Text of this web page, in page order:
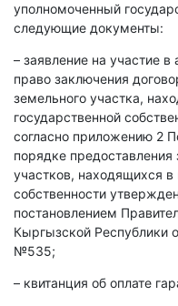
уполномоченный
следующие документы:
– заявление на участие в
право заключения
земельного участка,
государственной
согласно приложению 2
порядке
участков, находящихся в
собственности
постановлением
Кыргызской Республики
№535;
– квитанция об оплате